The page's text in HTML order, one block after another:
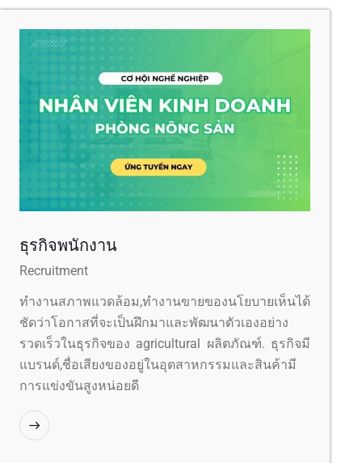
ธุรกิจพนักงาน
Recruitment
ทำงานสภาพแวดล้อม,ทำงานขายของนโยบายเห็นได้
ชัดว่าโอกาสที่จะเป็นฝึกมาและพัฒนาตัวเองอย่าง
รวดเร็วในธุรกิจของ agricultural ผลิตภัณฑ์. ธุรกิจมี
แบรนด์,ชื่อเสียงของอยู่ในอุตสาหกรรมและสินค้ามี
การแข่งขันสูงหน่อยดี